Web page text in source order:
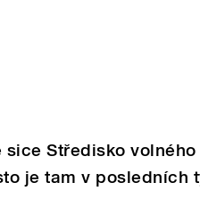
Středisko volného
je tam v posledních